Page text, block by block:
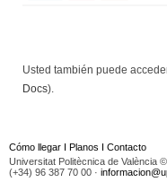
Usted también puede
Docs).
Cómo llegar I Planos I Contacto
Universitat Politècnica de València ©
(+34) 96 387 70 00 ·